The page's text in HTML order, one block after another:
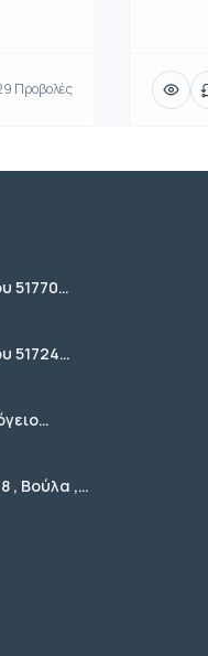
Προβολές
παραλια
Ανωθεν
με 197
, Βούλα ,